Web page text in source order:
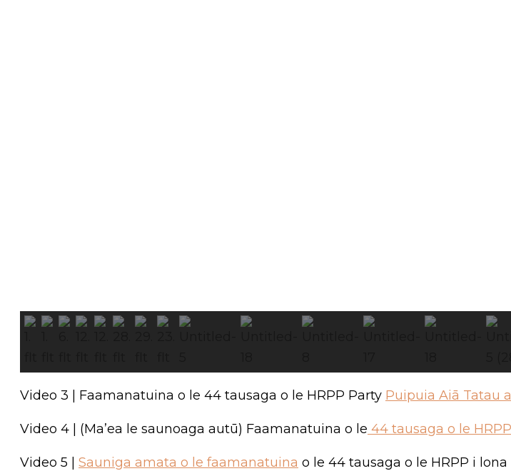
Video 3 | Faamanatuina o le 44 tausaga o le HRPP Party Puipuia Aiā Tatau
Video 4 | (Ma’ea le saunoaga autū) Faamanatuina o le 44 tausaga o le
Video 5 | Sauniga amata o le faamanatuina o le 44 tausaga o le HRPP i